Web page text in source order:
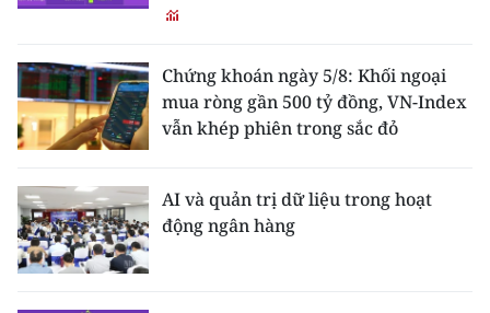
Chứng khoán ngày 5/8: Khối ngoại
mua ròng gần 500 tỷ đồng, VN-Index
vẫn khép phiên trong sắc đỏ
AI và quản trị dữ liệu trong hoạt
động ngân hàng